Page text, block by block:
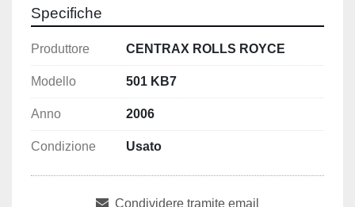
The Power plant stopped working in 2022, the
116. 962 hours, completely rebuilded in 2022 and
after major overhauling 0 working hours.
WERE PERFORMED REGULARLY
Specifiche
Produttore CENTRAX ROLLS ROYCE
Modello 501 KB7
Anno 2006
Condizione Usato
Condividere tramite email